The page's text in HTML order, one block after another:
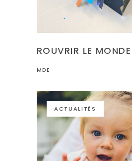
ROUVRIR LE MONDE
MDE
ACTUALITÉS